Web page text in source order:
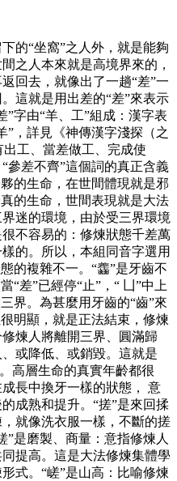
的“坐窩”之人外，就是能夠
之人本來就是高境界來的，
回去，就像出了一趟“差”一
這就是用出差的“差”來表示
字由“羊、工”組成：漢字表
”，詳見《神傳漢字淺探（之
工、當差做工、完成使
參差不齊”這個詞的真正含義
的生命，在世間體現就是邪
的生命，世間表現就是大法
迷的環境，由於受三界環境
不容易的：修煉狀態千差萬
的。所以，本組同音字選用
的複雜不一。“齹”是牙齒不
“差”已經停“止”，“ 凵”中上
界。為甚麼用牙齒的“齒”來
明顯，就是正法結束，修煉
煉人將離開三界、圓滿歸
或降低、或銷毀。這就是
高層生命的真實年齡都很
長中換牙一樣的狀態， 意
成熟和提升。“搓”是來回揉
就像洗衣服一樣，不斷的搓
”是磨製、商量：意指修煉人
提高。這是大法修煉集體學
式。“嵯”是山高：比喻修煉